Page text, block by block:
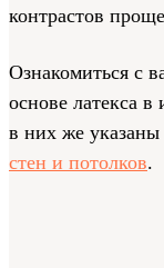
контрастов
Ознакомиться с
основе латекса в
в них же указаны
стен и потолков.